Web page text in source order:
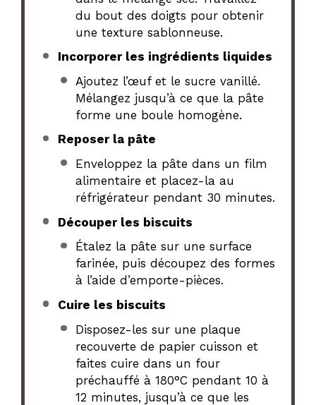
du bout des doigts pour obtenir
une texture sablonneuse.
Incorporer les ingrédients liquides
Ajoutez l’œuf et le sucre vanillé.
Mélangez jusqu’à ce que la pâte
forme une boule homogène.
Reposer la pâte
Enveloppez la pâte dans un film
alimentaire et placez-la au
réfrigérateur pendant 30 minutes.
Découper les biscuits
Étalez la pâte sur une surface
farinée, puis découpez des formes
à l’aide d’emporte-pièces.
Cuire les biscuits
Disposez-les sur une plaque
recouverte de papier cuisson et
faites cuire dans un four
préchauffé à 180°C pendant 10 à
12 minutes, jusqu’à ce que les